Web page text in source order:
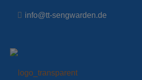
info@tt-sengwarden.de